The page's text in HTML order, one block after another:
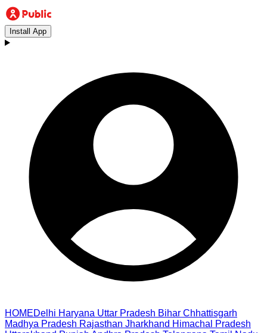
Install App
HOMEDelhi Haryana Uttar Pradesh Bihar Chhattisgarh
Madhya Pradesh Rajasthan Jharkhand Himachal Pradesh